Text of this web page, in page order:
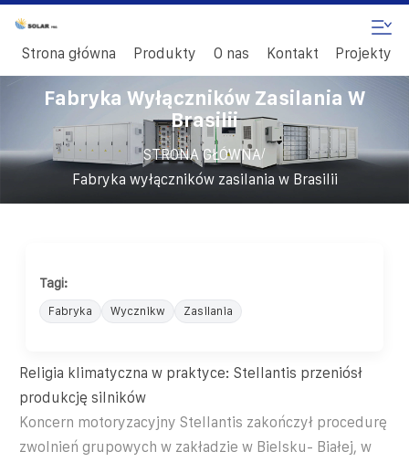
Strona główna Produkty O nas Kontakt Projekty
Fabryka Wyłączników Zasilania W
Brasilii
STRONA GŁÓWNA/
Fabryka wyłączników zasilania w Brasilii
Tagi:
Fabryka Wycznikw Zasilania
Religia klimatyczna w praktyce: Stellantis przeniósł
produkcję silników
Koncern motoryzacyjny Stellantis zakończył procedurę
zwolnień grupowych w zakładzie w Bielsku- Białej, w